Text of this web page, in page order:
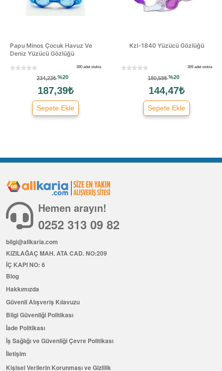
Papu Minos Çocuk Havuz Ve
Deniz Yüzücü Gözlüğü
390 adet stokta
234,23₺%20
187,39₺
Sepete Ekle
Kzl-1840 Yüzücü Gözlüğü
369 adet stokta
180,58₺%20
144,47₺
Sepete Ekle
Hemen arayın!
0252 313 09 82
bilgi@allkaria.com
KIZILAĞAÇ MAH. ATA CAD. NO:209
İÇ KAPI NO: 6
Blog
Hakkımızda
Güvenli Alışveriş Kılavuzu
Bilgi Güvenliği Politikası
İade Politikası
İş Sağlığı ve Güvenliği Çevre Politikası
İletişim
Kişisel Verilerin Korunması ve Gizlilik